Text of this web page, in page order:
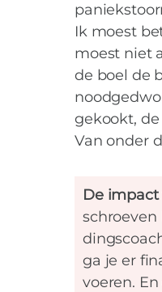
Ik moest
moest niet
de boel de
gekookt,
Van onder
De
schroeven
ga je er
voeren.